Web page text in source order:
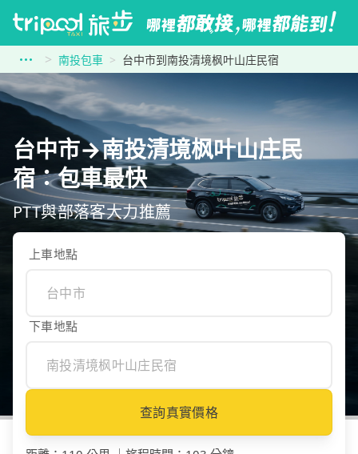
南投包車 台中市到南投清境枫叶山庄民宿
台中市→南投清境枫叶山庄民
宿：包車最快
PTT與部落客大力推薦
上車地點
下車地點
查詢真實價格